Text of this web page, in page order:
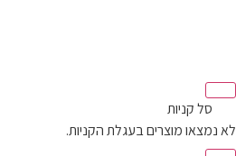
סל קניות‬
מוצרים בעגלת הקניות.